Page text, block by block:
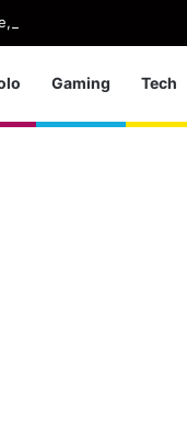
uscito Love Sensation
Gaming Tech